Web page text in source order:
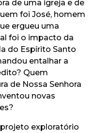
de uma igreja e de
foi José, homem
ergueu uma
foi o impacto da
do Espírito Santo
entalhar a
Quem
de Nossa Senhora
novas
exploratório